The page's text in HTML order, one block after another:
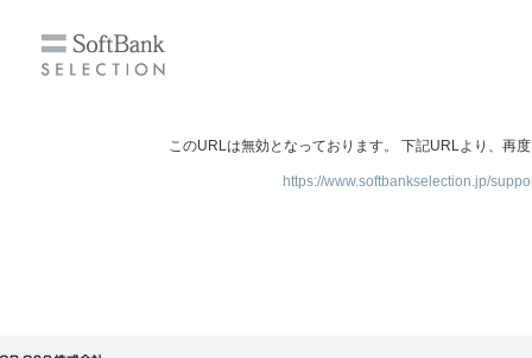
このURLは無効となっております。 下記URLより、再
https://www.softbankselection.jp/